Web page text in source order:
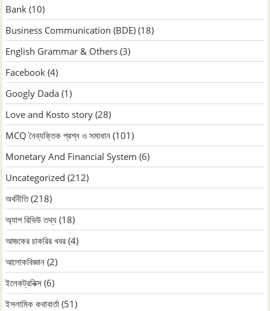
Bank (10)
Business Communication (BDE) (18)
English Grammar & Others (3)
Facebook (4)
Googly Dada (1)
Love and Kosto story (28)
MCQ নৈব্যক্তিক প্রশ্ন ও সমাধান (101)
Monetary And Financial System (6)
Uncategorized (212)
অর্থনীতি(218)
অ্যাপ রিভিউ তথ্য (18)
আজকের চাকরির খবর (4)
আলোকবিজ্ঞান (2)
ইলেকট্রনিক্স (6)
ইসলামিক কথাবার্তা (51)